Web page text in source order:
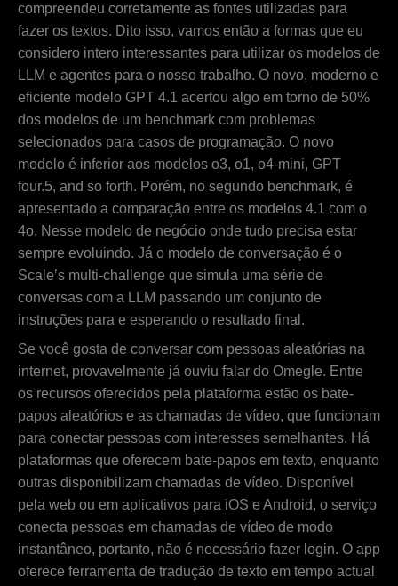
compreendeu corretamente as fontes utilizadas para
fazer os textos. Dito isso, vamos então a formas que eu
considero intero interessantes para utilizar os modelos de
LLM e agentes para o nosso trabalho. O novo, moderno e
eficiente modelo GPT 4.1 acertou algo em torno de 50%
dos modelos de um benchmark com problemas
selecionados para casos de programação. O novo
modelo é inferior aos modelos o3, o1, o4-mini, GPT
four.5, and so forth. Porém, no segundo benchmark, é
apresentado a comparação entre os modelos 4.1 com o
4o. Nesse modelo de negócio onde tudo precisa estar
sempre evoluindo. Já o modelo de conversação é o
Scale’s multi-challenge que simula uma série de
conversas com a LLM passando um conjunto de
instruções para e esperando o resultado final.
Se você gosta de conversar com pessoas aleatórias na
internet, provavelmente já ouviu falar do Omegle. Entre
os recursos oferecidos pela plataforma estão os bate-
papos aleatórios e as chamadas de vídeo, que funcionam
para conectar pessoas com interesses semelhantes. Há
plataformas que oferecem bate-papos em texto, enquanto
outras disponibilizam chamadas de vídeo. Disponível
pela web ou em aplicativos para iOS e Android, o serviço
conecta pessoas em chamadas de vídeo de modo
instantâneo, portanto, não é necessário fazer login. O app
oferece ferramenta de tradução de texto em tempo actual